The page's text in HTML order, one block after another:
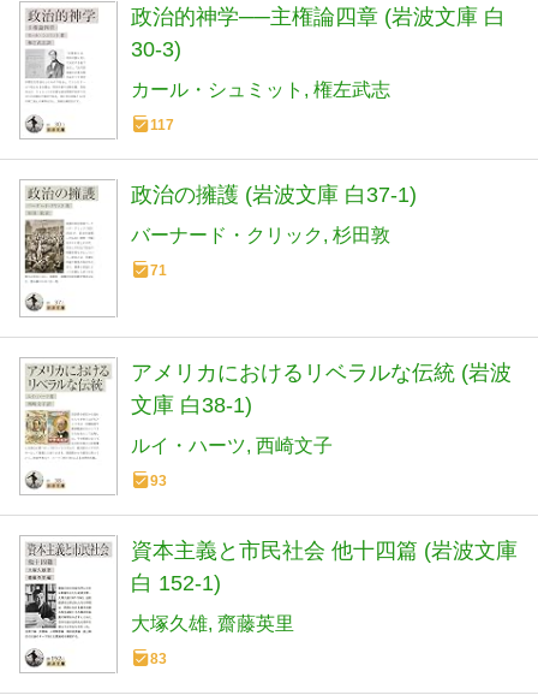
政治的神学──主権論四章 (岩波文庫 白
30-3)
カール・シュミット 権左武志
117
政治の擁護 (岩波文庫 白37-1)
バーナード・クリック 杉田敦
71
アメリカにおけるリベラルな伝統 (岩波
文庫 白38-1)
ルイ・ハーツ 西崎文子
93
資本主義と市民社会 他十四篇 (岩波文庫
白 152-1)
大塚久雄 齋藤英里
83